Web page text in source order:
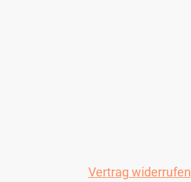
Vertrag widerrufen